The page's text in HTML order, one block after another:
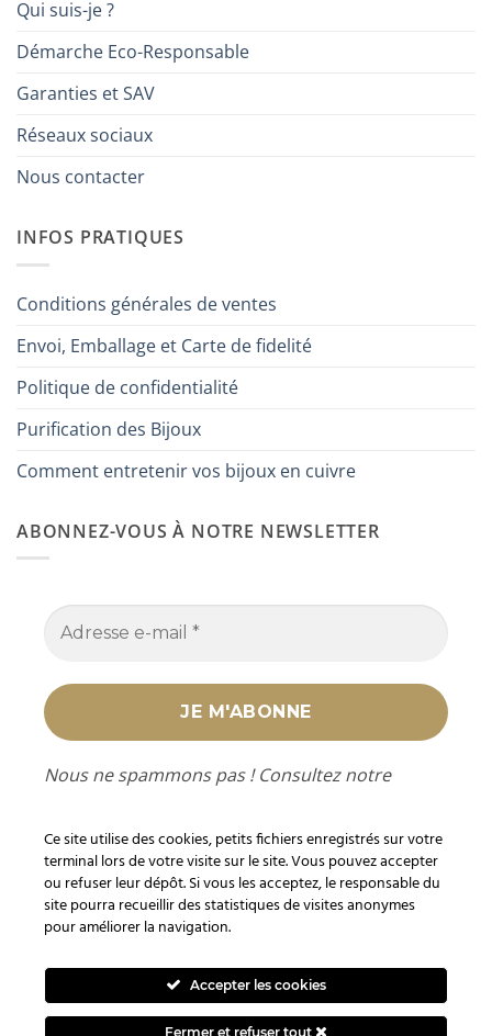
Qui suis-je ?
Démarche Eco-Responsable
Garanties et SAV
Réseaux sociaux
Nous contacter
INFOS PRATIQUES
Conditions générales de ventes
Envoi, Emballage et Carte de fidelité
Politique de confidentialité
Purification des Bijoux
Comment entretenir vos bijoux en cuivre
ABONNEZ-VOUS À NOTRE NEWSLETTER
Nous ne spammons pas ! Consultez notre
achats remplissant les conditions requises sur les liens ou
produits Amazon mentionnés.
Ce site utilise des cookies, petits fichiers enregistrés sur votre
terminal lors de votre visite sur le site. Vous pouvez accepter
ou refuser leur dépôt. Si vous les acceptez, le responsable du
site pourra recueillir des statistiques de visites anonymes
pour améliorer la navigation.
Accepter les cookies
Fermer et refuser tout